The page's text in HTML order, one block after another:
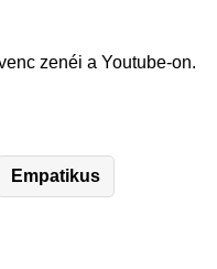
zenéi a Youtube-on.
Empatikus